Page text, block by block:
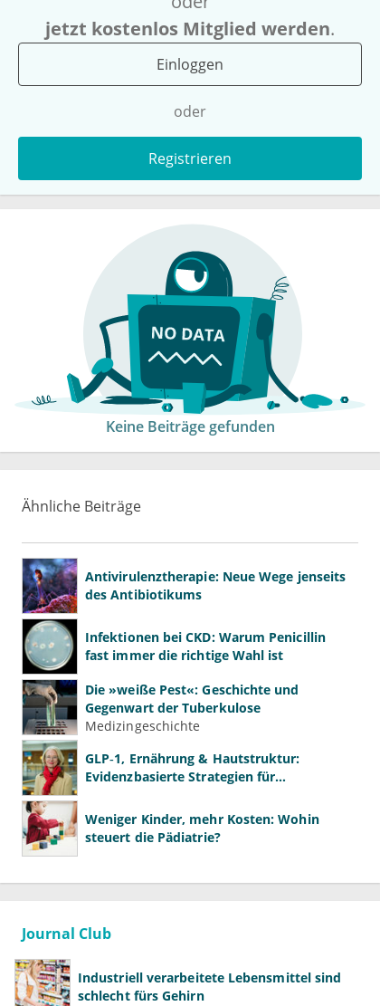
jetzt kostenlos Mitglied werden.
Einloggen
oder
Registrieren
Keine Beiträge gefunden
Ähnliche Beiträge
Antivirulenztherapie: Neue Wege jenseits
des Antibiotikums
Infektionen bei CKD: Warum Penicillin
fast immer die richtige Wahl ist
Die »weiße Pest«: Geschichte und
Gegenwart der Tuberkulose
Medizingeschichte
GLP‑1, Ernährung & Hautstruktur:
Evidenzbasierte Strategien für
Weniger Kinder, mehr Kosten: Wohin
steuert die Pädiatrie?
Journal Club
Industriell verarbeitete Lebensmittel sind
schlecht fürs Gehirn